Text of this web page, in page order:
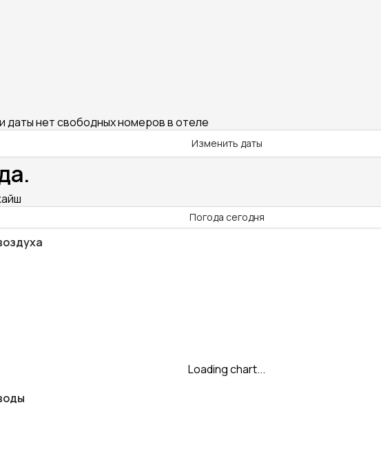
даты нет свободных номеров в отеле
Изменить даты
Погода сегодня
Loading chart...